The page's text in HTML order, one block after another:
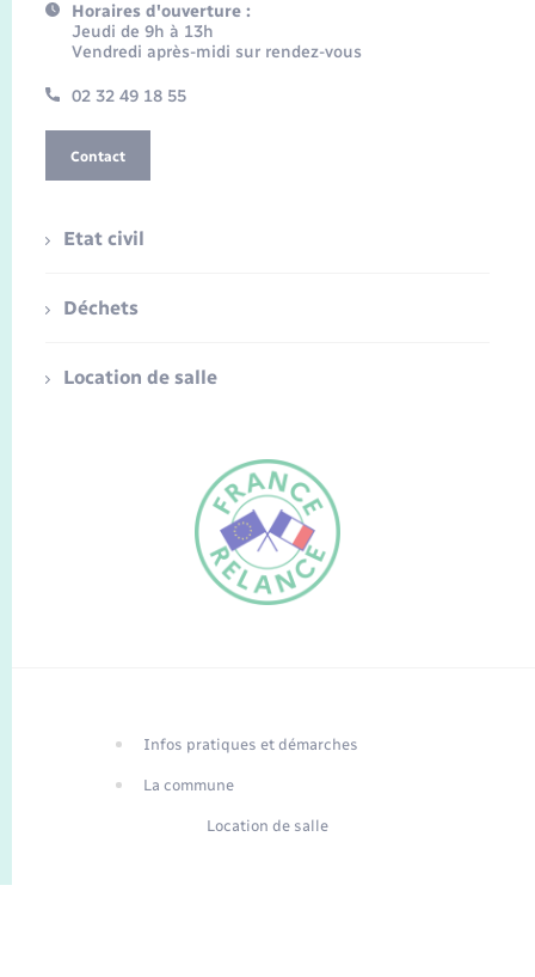
Traduction du
Horaires d'ouverture :
Jeudi de 9h à 13h
Vendredi après-midi sur rendez-vous
02 32 49 18 55
Contact
Etat civil
Déchets
Location de salle
Infos pratiques et démarches
La commune
Location de salle